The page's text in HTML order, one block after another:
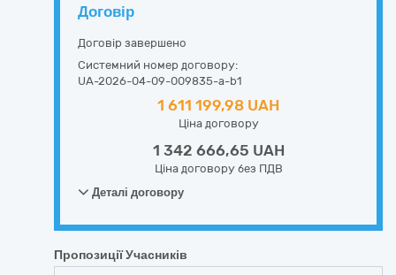
Договір
Договір завершено
Системний номер договору:
UA-2026-04-09-009835-a-b1
1 611 199,98 UAH
Ціна договору
1 342 666,65 UAH
Ціна договору без ПДВ
Деталі договору
Пропозиції Учасників